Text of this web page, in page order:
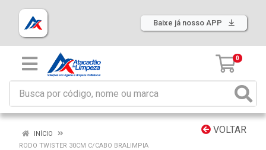
Baixe já nosso APP
0
VOLTAR
INÍCIO
RODO TWISTER 30CM C/CABO BRALIMPIA